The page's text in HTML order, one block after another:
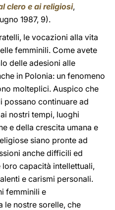
clero e ai religiosi,
1987, 9).
le vocazioni alla vita
femminili. Come avete
delle adesioni alle
in Polonia: un fenomeno
molteplici. Auspico che
possano continuare ad
nostri tempi, luoghi
e della crescita umana e
siano pronte ad
anche difficili ed
capacità intellettuali,
e carismi personali.
femminili e
le nostre sorelle, che